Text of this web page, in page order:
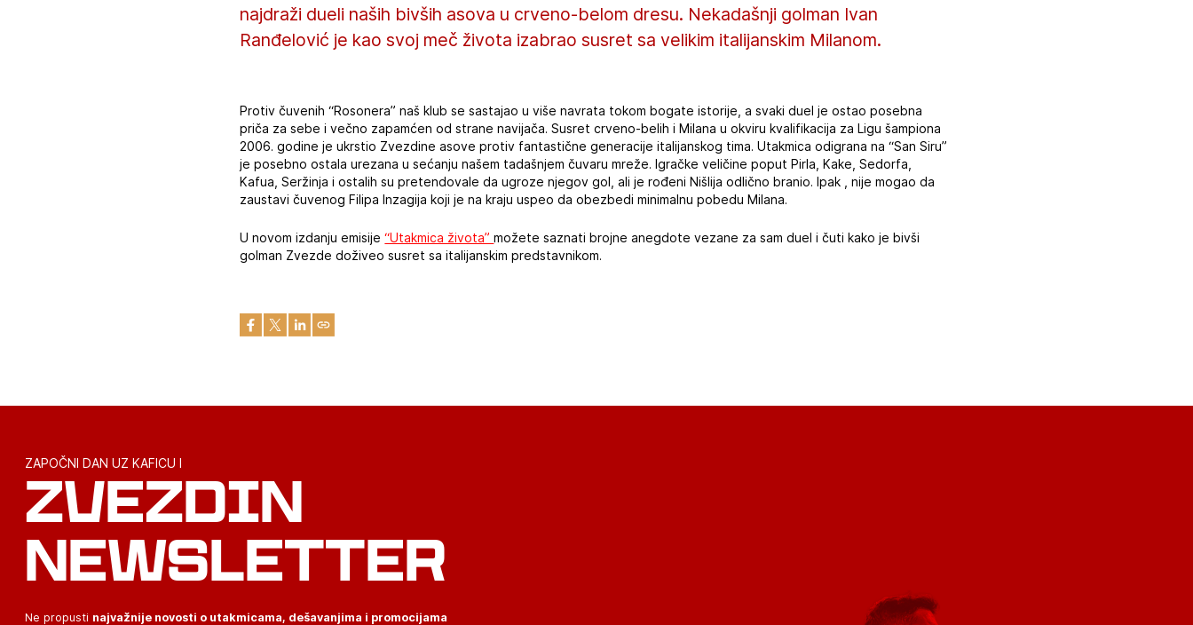
najdraži dueli naših bivših asova u crveno-belom dresu. Nekadašnji golman Ivan
Ranđelović je kao svoj meč života izabrao susret sa velikim italijanskim Milanom.
Protiv čuvenih “Rosonera” naš klub se sastajao u više navrata tokom bogate istorije, a svaki duel je ostao posebna
priča za sebe i večno zapamćen od strane navijača. Susret crveno-belih i Milana u okviru kvalifikacija za Ligu šampiona
2006. godine je ukrstio Zvezdine asove protiv fantastične generacije italijanskog tima. Utakmica odigrana na “San Siru”
je posebno ostala urezana u sećanju našem tadašnjem čuvaru mreže. Igračke veličine poput Pirla, Kake, Sedorfa,
Kafua, Seržinja i ostalih su pretendovale da ugroze njegov gol, ali je rođeni Nišlija odlično branio. Ipak , nije mogao da
zaustavi čuvenog Filipa Inzagija koji je na kraju uspeo da obezbedi minimalnu pobedu Milana.
U novom izdanju emisije“Utakmica života”možete saznati brojne anegdote vezane za sam duel i čuti kako je bivši
golman Zvezde doživeo susret sa italijanskim predstavnikom.
ZAPOČNI DAN UZ KAFICU I
ZVEZDIN
NEWSLETTER
Ne propusti najvažnije novosti o utakmicama, dešavanjima i promocijama